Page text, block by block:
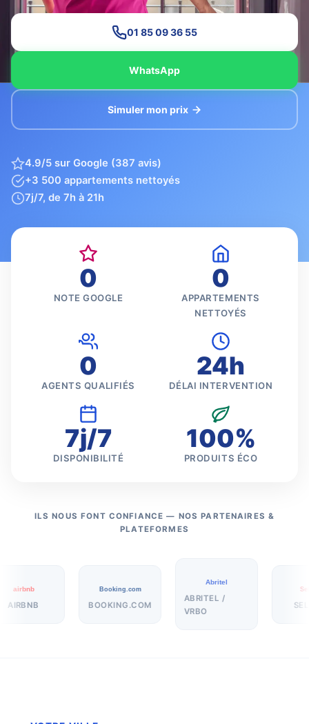
01 85 09 36 55
WhatsApp
Simuler mon prix
4.9/5 sur Google (387 avis)
+3 500 appartements nettoyés
7j/7, de 7h à 21h
0
NOTE GOOGLE
0
APPARTEMENTS
NETTOYÉS
0
AGENTS QUALIFIÉS
24h
DÉLAI INTERVENTION
7j/7
DISPONIBILITÉ
100%
PRODUITS ÉCO
ILS NOUS FONT CONFIANCE — NOS PARTENAIRES &
PLATEFORMES
airbnb
AIRBNB
Booking.com
BOOKING.COM
Abritel
ABRITEL /
VRBO